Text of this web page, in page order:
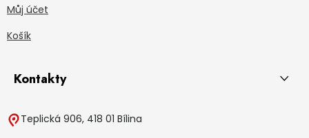
Můj účet
Košík
Kontakty
Teplická 906, 418 01 Bílina